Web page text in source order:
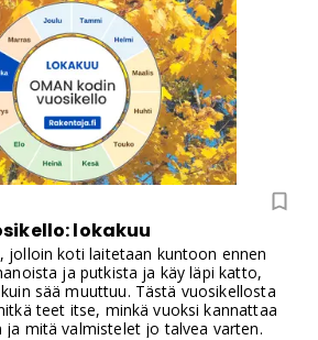
43 millimetriä leveään muotoiluun.
teräksinen tai musta linja, jonka voi
muihin yksityiskohtiin.
lokakuu
jolloin koti laitetaan kuntoon ennen
ja putkista ja käy läpi katto,
sää muuttuu. Tästä vuosikellosta
teet itse, minkä vuoksi kannattaa
mitä valmistelet jo talvea varten.